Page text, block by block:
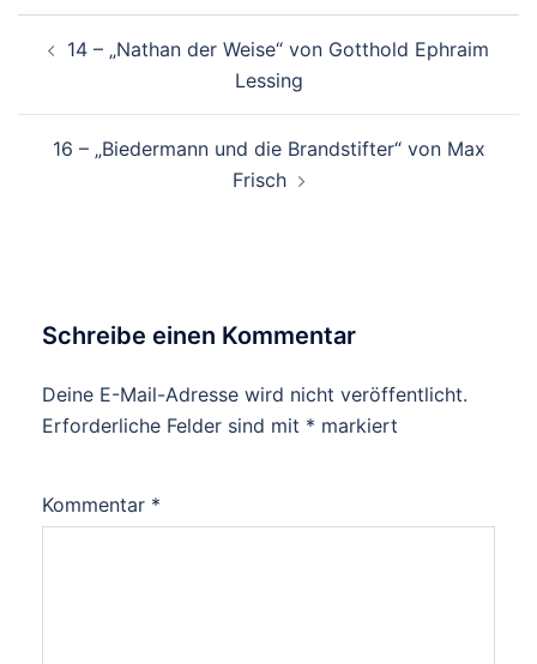
Navigation
14 – „Nathan der Weise“ von Gotthold Ephraim
Lessing
16 – „Biedermann und die Brandstifter“ von Max
Frisch
Schreibe einen Kommentar
Deine E-Mail-Adresse wird nicht veröffentlicht.
Erforderliche Felder sind mit * markiert
Kommentar *